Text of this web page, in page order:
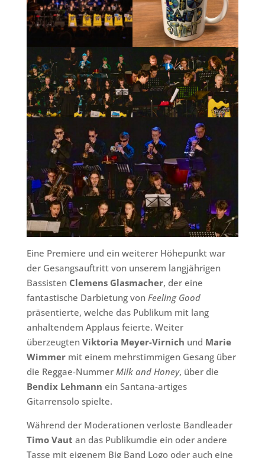
Eine Premiere und ein weiterer Höhepunkt war
der Gesangsauftritt von unserem langjährigen
Bassisten Clemens Glasmacher, der eine
fantastische Darbietung von Feeling Good
präsentierte, welche das Publikum mit lang
anhaltendem Applaus feierte. Weiter
überzeugten Viktoria Meyer-Virnich und Marie
Wimmermit einem mehrstimmigen Gesang über
die Reggae-Nummer Milk and Honey, über die
Bendix Lehmann ein Santana-artiges
Gitarrensolo spielte.
Während der Moderationen verloste Bandleader
Timo Vaut an das Publikumdie ein oder andere
Tasse mit eigenem Big Band Logo oder auch eine